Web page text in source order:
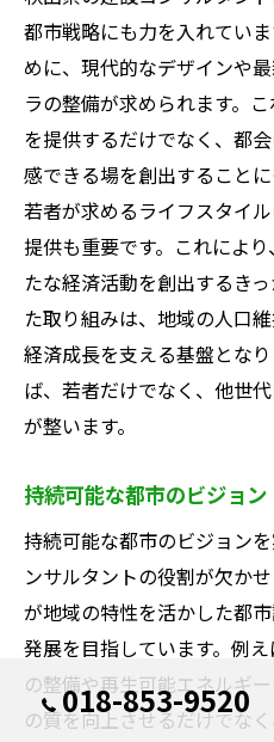
都市戦略にも力を入れてい
めに、現代的なデザインや
ラの整備が求められます。
を提供するだけでなく、都
感できる場を創出することに
若者が求めるライフスタイ
提供も重要です。これによ
たな経済活動を創出するき
た取り組みは、地域の人口
経済成長を支える基盤とな
ば、若者だけでなく、他世
が整います。
持続可能な都市のビジョン
持続可能な都市のビジョン
ンサルタントの役割が欠か
が地域の特性を活かした都
発展を目指しています。例
の整備や再生可能エネルギ
の質を向上させるだけでな
018-853-9520